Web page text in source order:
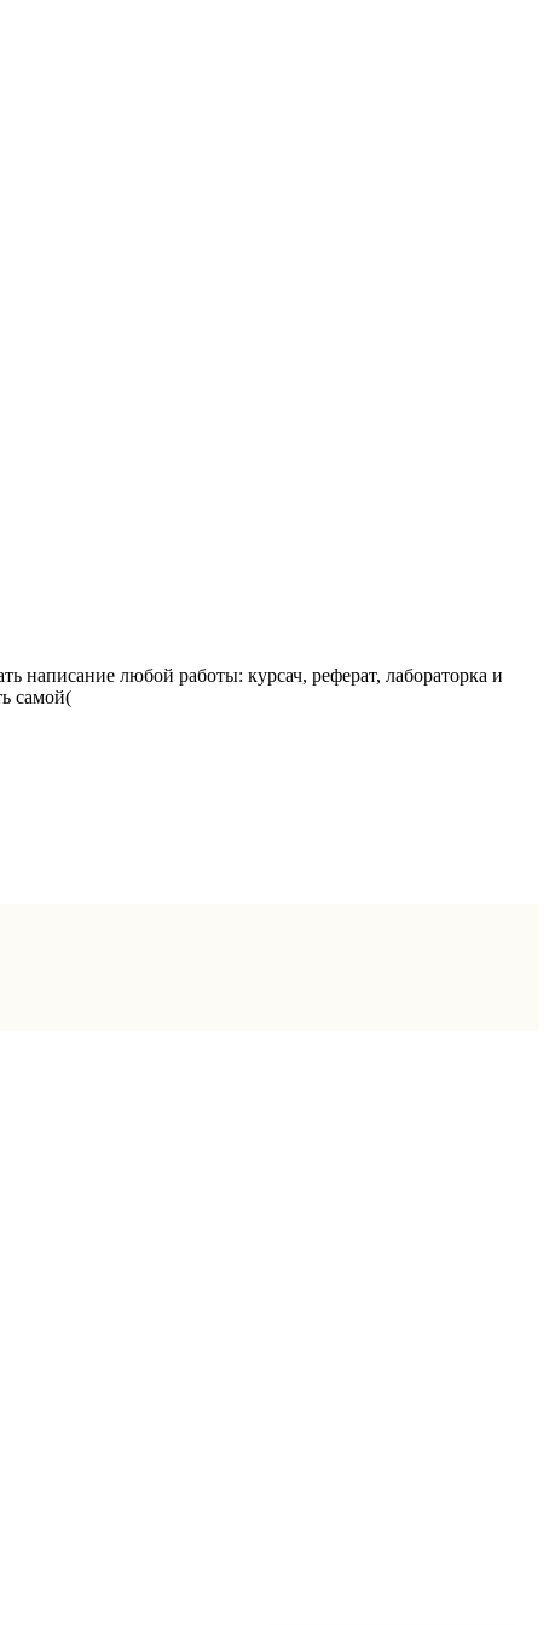
написание любой работы: курсач, реферат, лабораторка и
самой(